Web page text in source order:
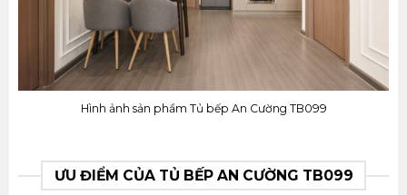
Hình ảnh sản phẩm Tủ bếp An Cường TB099
ƯU ĐIỂM CỦA TỦ BẾP AN CƯỜNG TB099